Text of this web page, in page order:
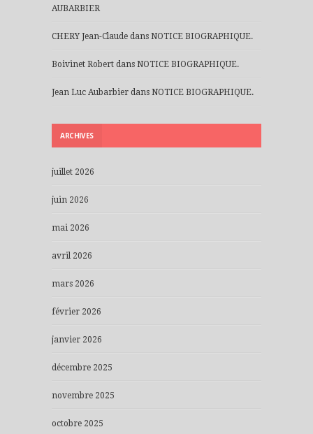
AUBARBIER
CHERY Jean-Claude dans NOTICE BIOGRAPHIQUE.
Boivinet Robert dans NOTICE BIOGRAPHIQUE.
Jean Luc Aubarbier dans NOTICE BIOGRAPHIQUE.
ARCHIVES
juillet 2026
juin 2026
mai 2026
avril 2026
mars 2026
février 2026
janvier 2026
décembre 2025
novembre 2025
octobre 2025